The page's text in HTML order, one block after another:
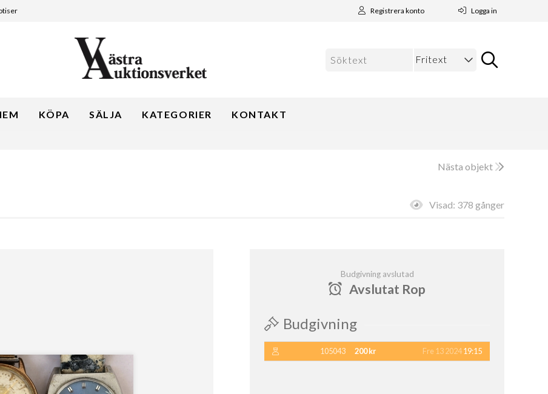
Registrera konto Logga in
KÖPA SÄLJA KATEGORIER KONTAKT
Nästa objekt
Visad: 378 gånger
Budgivning avslutad
Avslutat Rop
Budgivning
105043 200 kr Fre 13 202419:15